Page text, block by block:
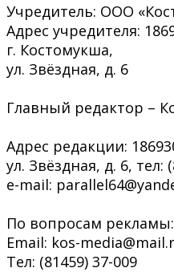
Учредитель: ООО
Адрес учредителя:
г. Костомукша,
ул. Звёздная, д. 6
Главный редактор –
Адрес редакции:
ул. Звёздная, д. 6, тел:
e-mail:
По вопросам рекламы:
Email: kos-
Тел: (81459) 37-009